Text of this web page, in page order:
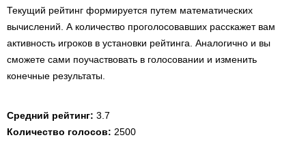
Текущий рейтинг формируется путем математических
вычислений. А количество проголосовавших расскажет вам
активность игроков в установки рейтинга. Аналогично и вы
сможете сами поучаствовать в голосовании и изменить
конечные результаты.
Средний рейтинг: 3.7
Количество голосов: 2500